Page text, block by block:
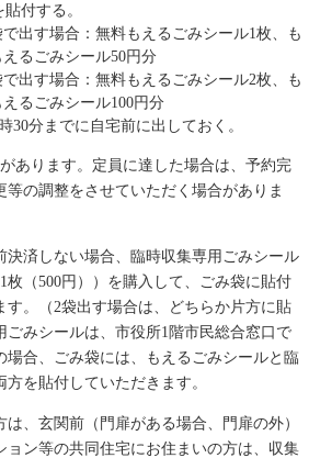
付する。
出す場合：無料もえるごみシール1枚、も
えるごみシール50円分
出す場合：無料もえるごみシール2枚、も
えるごみシール100円分
30分までに自宅前に出しておく。
あります。定員に達した場合は、予約完
等の調整をさせていただく場合がありま
済しない場合、臨時収集専用ごみシール
枚（500円））を購入して、ごみ袋に貼付
す。（2袋出す場合は、どちらか片方に貼
ごみシールは、市役所1階市民総合窓口で
場合、ごみ袋には、もえるごみシールと臨
を貼付していただきます。
、玄関前（門扉がある場合、門扉の外）
ョン等の共同住宅にお住まいの方は、収集